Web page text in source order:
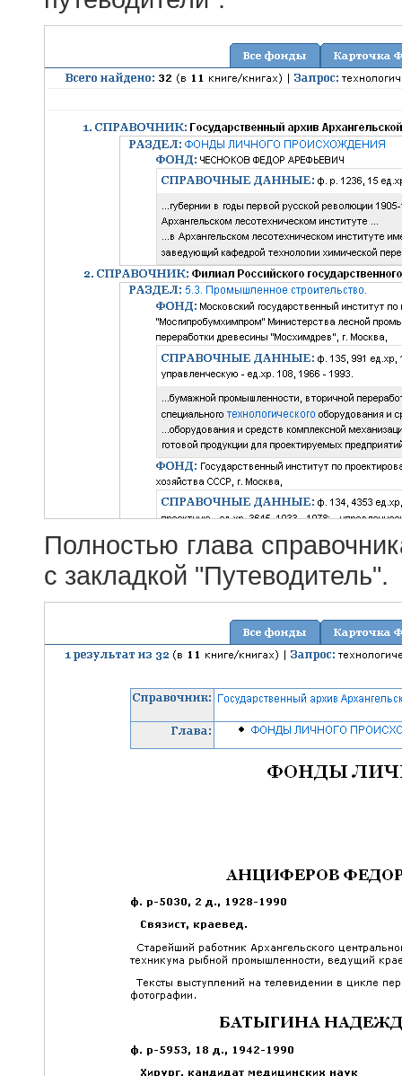
Полностью глава
с закладкой "Путеводитель".